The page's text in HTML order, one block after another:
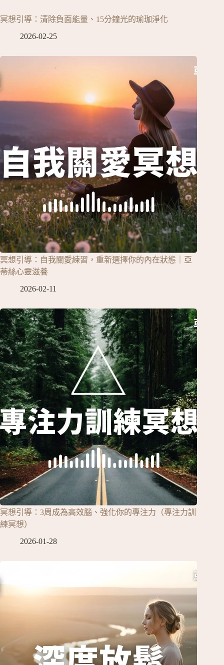
冥想引導：清除負面能量、15分鐘光的瑜珈淨化
2026-02-25
冥想引導：自我關愛練習，重新選擇你的內在狀態｜亞
蒂絲心靈滋養
2026-02-11
冥想引導：3周成為高效腦、強化你的專注力（專注力訓
練冥想）
2026-01-28